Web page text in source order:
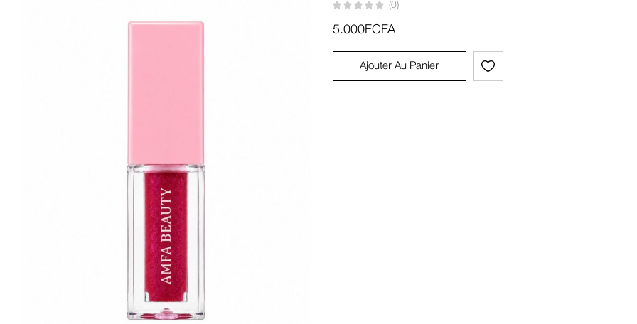
(0)
5.000FCFA
Ajouter Au Panier